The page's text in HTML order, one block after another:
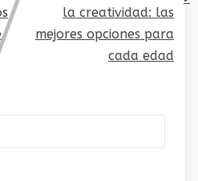
la creatividad: las
mejores opciones para
cada edad